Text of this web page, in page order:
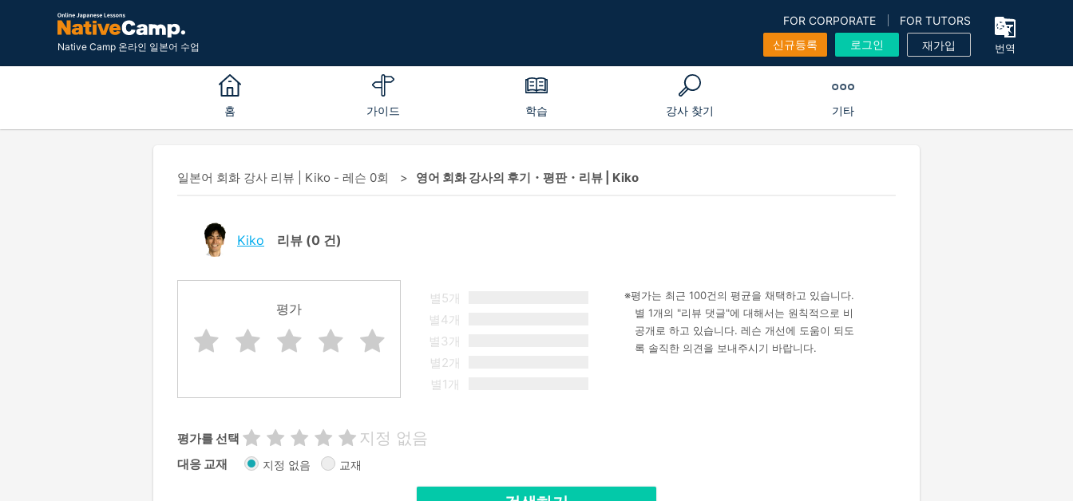
Native Camp 온라인 일본어 수업
FOR CORPORATE
FOR TUTORS
신규등록
로그인 재가입 번역
홈 가이드 학습 강사 찾기 기타
일본어 회화 강사 리뷰 | Kiko - 레슨 0회 영어 회화 강사의 후기・평판・리뷰 | Kiko
Kiko 리뷰 (0 건)
평가
별5개
별4개
별3개
별2개
별1개
평가는 최근 100건의 평균을 채택하고 있습니다.
별 1개의 "리뷰 댓글"에 대해서는 원칙적으로 비
공개로 하고 있습니다. 레슨 개선에 도움이 되도
록 솔직한 의견을 보내주시기 바랍니다.
평가를 선택 지정 없음
대응 교재 지정 없음 교재